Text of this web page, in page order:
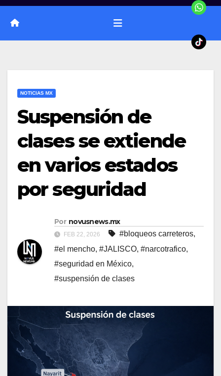
NOTICIAS MX
Suspensión de
clases se extiende
en varios estados
por seguridad
Por novusnews.mx
FEB 22, 2026 #bloqueos carreteros,
#el mencho, #JALISCO, #narcotrafico,
#seguridad en México,
#suspensión de clases